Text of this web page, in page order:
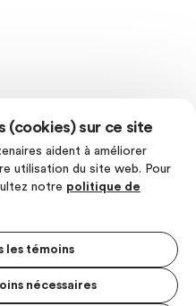
(cookies) sur ce site
aident à améliorer
utilisation du site web. Pour
notre politique de
les témoins
nécessaires